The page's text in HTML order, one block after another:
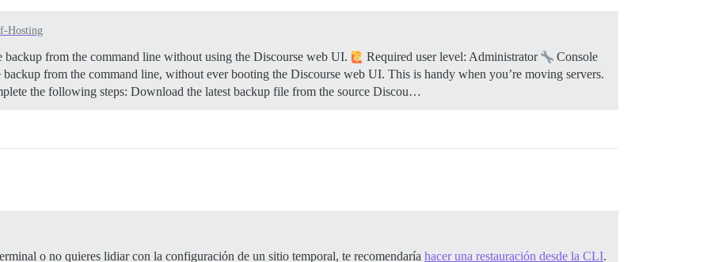
Hosting
from the command line without using the Discourse web UI. Required user level: Administrator
Console
backup from the command line, without ever booting the Discourse web UI. This is handy when you’re moving servers.
the following steps: Download the latest backup file from the source Discou…
o no quieres lidiar con la configuración de un sitio temporal, te recomendaría hacer una restauración desde la CLI.